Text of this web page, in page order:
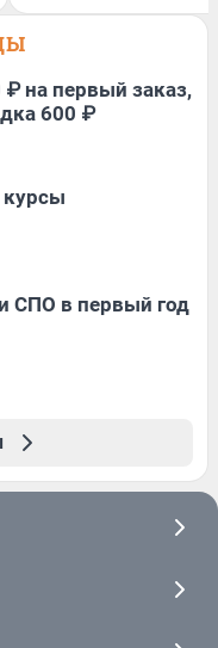
на первый заказ,
600 ₽
курсы
СПО в первый год